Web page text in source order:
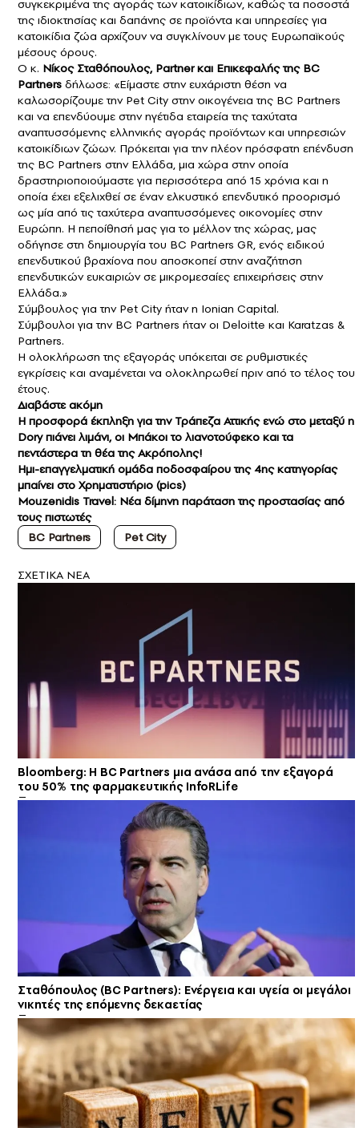
συγκεκριμένα της αγοράς των κατοικίδιων, καθώς τα ποσοστά
της ιδιοκτησίας και δαπάνης σε προϊόντα και υπηρεσίες για
κατοικίδια ζώα αρχίζουν να συγκλίνουν με τους Ευρωπαϊκούς
μέσους όρους.
Ο κ. Νίκος Σταθόπουλος, Partner και Επικεφαλής της BC
Partners δήλωσε: «Είμαστε στην ευχάριστη θέση να
καλωσορίζουμε την Pet City στην οικογένεια της BC Partners
και να επενδύουμε στην ηγέτιδα εταιρεία της ταχύτατα
αναπτυσσόμενης ελληνικής αγοράς προϊόντων και υπηρεσιών
κατοικίδιων ζώων. Πρόκειται για την πλέον πρόσφατη επένδυση
της BC Partners στην Ελλάδα, μια χώρα στην οποία
δραστηριοποιούμαστε για περισσότερα από 15 χρόνια και η
οποία έχει εξελιχθεί σε έναν ελκυστικό επενδυτικό προορισμό
ως μία από τις ταχύτερα αναπτυσσόμενες οικονομίες στην
Ευρώπη. Η πεποίθησή μας για το μέλλον της χώρας, μας
οδήγησε στη δημιουργία του BC Partners GR, ενός ειδικού
επενδυτικού βραχίονα που αποσκοπεί στην αναζήτηση
επενδυτικών ευκαιριών σε μικρομεσαίες επιχειρήσεις στην
Ελλάδα.»
Σύμβουλος για την Pet City ήταν η Ionian Capital.
Σύμβουλοι για την BC Partners ήταν οι Deloitte και Karatzas &
Partners.
Η ολοκλήρωση της εξαγοράς υπόκειται σε ρυθμιστικές
εγκρίσεις και αναμένεται να ολοκληρωθεί πριν από το τέλος του
έτους.
Διαβάστε ακόμη
Η προσφορά έκπληξη για την Τράπεζα Αττικής ενώ στο μεταξύ η
Dory πιάνει λιμάνι, οι Μπάκοι το λιανοτούφεκο και τα
πεντάστερα τη θέα της Ακρόπολης!
Ημι-επαγγελματική ομάδα ποδοσφαίρου της 4ης κατηγορίας
μπαίνει στο Χρηματιστήριο (pics)
Mouzenidis Travel: Νέα δίμηνη παράταση της προστασίας από
τους πιστωτές
BC Partners
Pet City
ΣXETIKA NEA
Bloomberg: Η BC Partners μια ανάσα από την εξαγορά
του 50% της φαρμακευτικής InfoRLife
Σταθόπουλος (BC Partners): Ενέργεια και υγεία οι μεγάλοι
νικητές της επόμενης δεκαετίας